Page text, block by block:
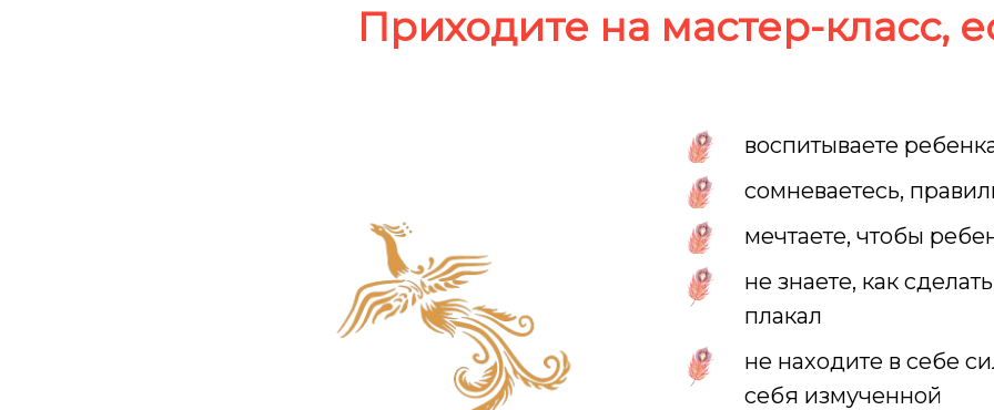
Приходите на мастер-класс,
воспитываете
сомневаетесь,
мечтаете, чтобы
не знаете, как
плакал
не находите в себе
себя измученной